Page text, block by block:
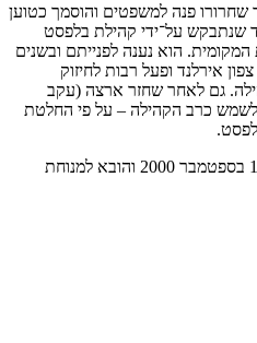
בחטיבה 10. לאחר שחרורו פנה למשפטים והוסמך כטוען
שנתבקש על־ידי קהילת בלפסט
הוא נענה לפנייתם ובשנים
צפון אירלנד ופעל רבות לחיזוק
גם לאחר שחזר ארצה (עקב
לשמש כרב הקהילה – על פי החלטת
נתן נפטר ביום י”ב באלול תש”ס, 12 בספטמבר 2000 והובא למנוחת